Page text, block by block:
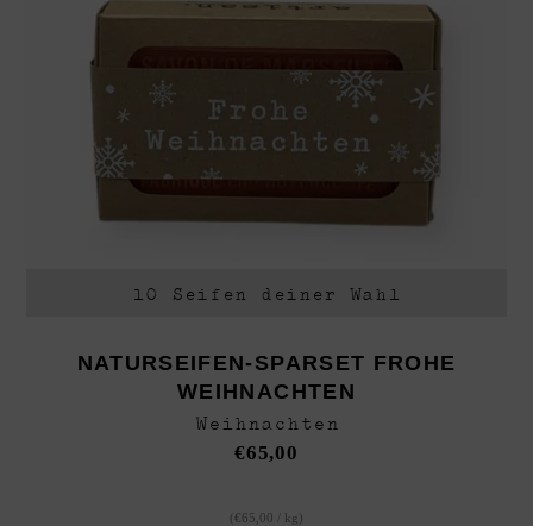
10 Seifen deiner Wahl
NATURSEIFEN-SPARSET FROHE
WEIHNACHTEN
Weihnachten
€65,00
( €65,00 kg )